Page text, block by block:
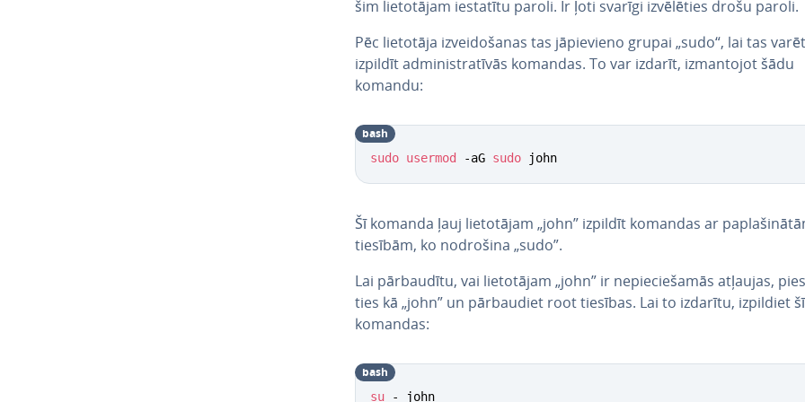
šim lie­to­tā­jam iestatītu paroli. Ir ļoti svarīgi iz­vē­lē­ties drošu paroli.
Pēc lietotāja iz­vei­do­ša­nas tas jā­pie­vie­no grupai „sudo“, lai tas
izpildīt ad­mi­nis­tra­tī­vās komandas. To var izdarīt, iz­man­to­jot šādu
komandu:
sudo usermod -aG sudo john
bash
Šī komanda ļauj lie­to­tā­jam „john” izpildīt komandas ar
tiesībām, ko nodrošina „sudo”.
Lai pār­bau­dī­tu, vai lie­to­tā­jam „john” ir ne­pie­cie­ša­mās atļaujas,
ties kā „john” un pār­bau­diet root tiesības. Lai to izdarītu, izpildiet
komandas:
su
bash